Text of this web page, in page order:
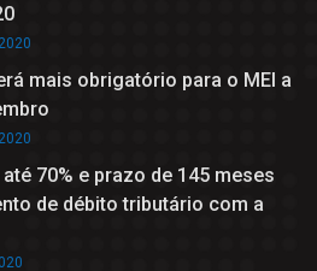
mais obrigatório para o MEI a
70% e prazo de 145 meses
de débito tributário com a